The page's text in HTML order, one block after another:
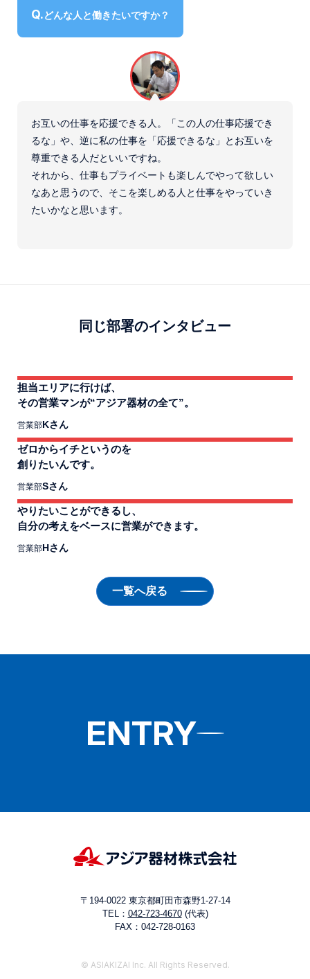
どんな人と働きたいですか？
お互いの仕事を応援できる人。「この人の仕事応援でき
るな」や、逆に私の仕事を「応援できるな」とお互いを
尊重できる人だといいですね。
それから、仕事もプライベートも楽しんでやって欲しい
なあと思うので、そこを楽しめる人と仕事をやっていき
たいかなと思います。
同じ部署のインタビュー
担当エリアに行けば、
その営業マンが“アジア器材の全て”。
営業部Kさん
ゼロからイチというのを
創りたいんです。
営業部Sさん
やりたいことができるし、
自分の考えをベースに営業ができます。
営業部Hさん
一覧へ戻る
ENTRY
〒194-0022 東京都町田市森野1-27-14
TEL： 042-723-4670(代表)
FAX：042-728-0163
© ASIAKIZAI Inc. All Rights Reserved.